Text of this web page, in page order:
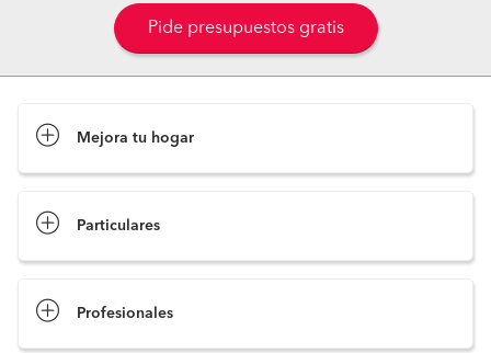
Pide presupuestos gratis
Mejora tu hogar
Particulares
Profesionales